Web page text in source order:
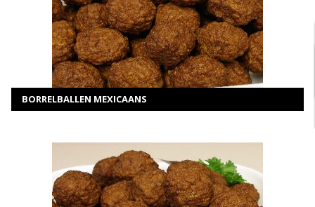
MEER INFORMATIE
Selecteer opties
BORRELBALLEN MEXICAANS